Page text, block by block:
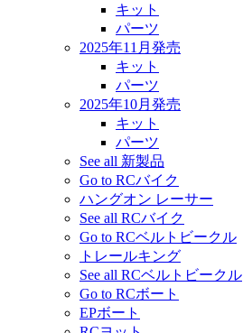
キット
パーツ
2025年11月発売
キット
パーツ
2025年10月発売
キット
パーツ
See all 新製品
Go to RCバイク
ハングオン レーサー
See all RCバイク
Go to RCベルトビークル
トレールキング
See all RCベルトビークル
Go to RCボート
EPボート